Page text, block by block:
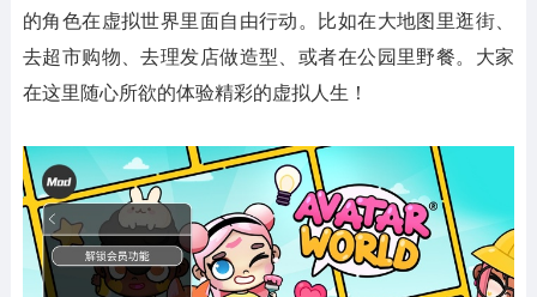
的角色在虚拟世界里面自由行动。比如在大地图里逛街、
去超市购物、去理发店做造型、或者在公园里野餐。大家
在这里随心所欲的体验精彩的虚拟人生！